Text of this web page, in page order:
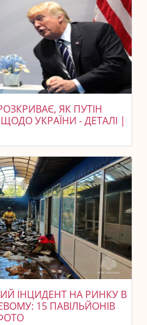
ЯК ПУТІН
УКРАЇНИ - ДЕТАЛІ |
ІНЦИДЕНТ НА РИНКУ В
15 ПАВІЛЬЙОНІВ